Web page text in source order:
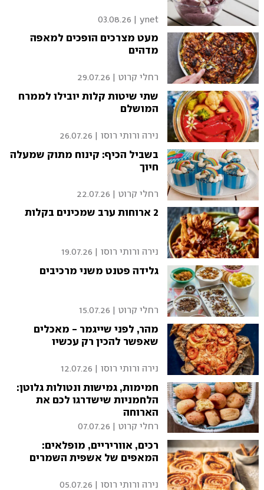
ynet
03.08.26
מעט מצרכים הופכים למאפה
מדהים
רחלי קרוט 29.07.26
שתי שיטות קלות יובילו לממרח
המושלם
נירה ורותי רוסו 26.07.26
בשביל הכיף: קינוח מתוק שמעלה
חיוך
רחלי קרוט 22.07.26
2 ארוחות ערב שמכינים בקלות
נירה ורותי רוסו 19.07.26
גלידה פטנט משני מרכיבים
רחלי קרוט 15.07.26
מהר, לפני שייגמר - מאכלים
שאפשר להכין רק עכשיו
נירה ורותי רוסו 12.07.26
חמימות, גמישות ונטולות גלוטן:
הלחמניות שישדרגו לכם את
הארוחה
רחלי קרוט 07.07.26
רכים, אווריריים, מופלאים:
המאפים של אשפית השמרים
נירה ורותי רוסו 05.07.26